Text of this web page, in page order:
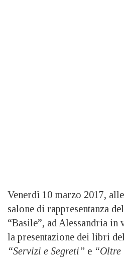
Venerdì 10 marzo 2017,
salone di rappresentanza
“Basile”, ad Alessandria in
la presentazione dei libri
“Servizi e Segreti” e “Oltre